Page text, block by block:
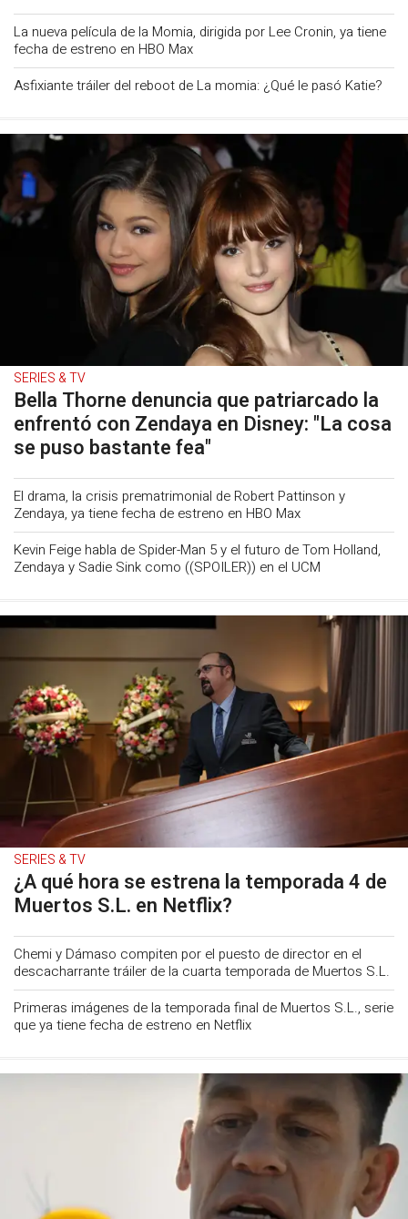
La nueva película de la Momia, dirigida por Lee Cronin, ya tiene
fecha de estreno en HBO Max
Asfixiante tráiler del reboot de La momia: ¿Qué le pasó Katie?
SERIES & TV
Bella Thorne denuncia que patriarcado la
enfrentó con Zendaya en Disney: "La cosa
se puso bastante fea"
El drama, la crisis prematrimonial de Robert Pattinson y
Zendaya, ya tiene fecha de estreno en HBO Max
Kevin Feige habla de Spider-Man 5 y el futuro de Tom Holland,
Zendaya y Sadie Sink como ((SPOILER)) en el UCM
SERIES & TV
¿A qué hora se estrena la temporada 4 de
Muertos S.L. en Netflix?
Chemi y Dámaso compiten por el puesto de director en el
descacharrante tráiler de la cuarta temporada de Muertos S.L.
Primeras imágenes de la temporada final de Muertos S.L., serie
que ya tiene fecha de estreno en Netflix